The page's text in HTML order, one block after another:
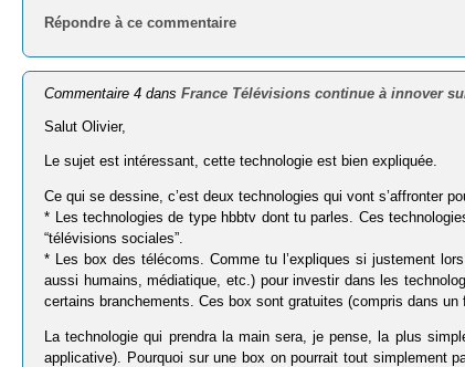
Répondre à ce commentaire
Commentaire 4 dansFrance Télévisions continue à innover
Salut Olivier,
Le sujet est intéressant, cette technologie est bien expliquée.
Ce qui se dessine, c’est deux technologies qui vont s’affronter
* Les technologies de type hbbtv dont tu parles. Ces
“télévisions sociales”.
* Les box des télécoms. Comme tu l’expliques si justement
aussi humains, médiatique, etc.) pour investir dans les
certains branchements. Ces box sont gratuites (compris dans
La technologie qui prendra la main sera, je pense, la plus
applicative). Pourquoi sur une box on pourrait tout simplement